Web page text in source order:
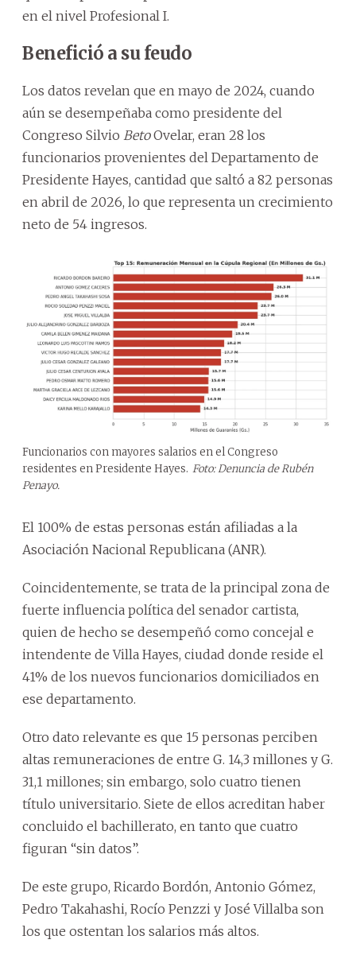
en el nivel Profesional I.
Benefició a su feudo
Los datos revelan que en mayo de 2024, cuando
aún se desempeñaba como presidente del
Congreso Silvio BetoOvelar, eran 28 los
funcionarios provenientes del Departamento de
Presidente Hayes, cantidad que saltó a 82 personas
en abril de 2026, lo que representa un crecimiento
neto de 54 ingresos.
Funcionarios con mayores salarios en el Congreso
residentes en Presidente Hayes. Foto: Denuncia de Rubén
Penayo.
El 100% de estas personas están afiliadas a la
Asociación Nacional Republicana (ANR).
Coincidentemente, se trata de la principal zona de
fuerte influencia política del senador cartista,
quien de hecho se desempeñó como concejal e
intendente de Villa Hayes, ciudad donde reside el
41% de los nuevos funcionarios domiciliados en
ese departamento.
Otro dato relevante es que 15 personas perciben
altas remuneraciones de entre G. 14,3 millones y G.
31,1 millones; sin embargo, solo cuatro tienen
título universitario. Siete de ellos acreditan haber
concluido el bachillerato, en tanto que cuatro
figuran “sin datos”.
De este grupo, Ricardo Bordón, Antonio Gómez,
Pedro Takahashi, Rocío Penzzi y José Villalba son
los que ostentan los salarios más altos.